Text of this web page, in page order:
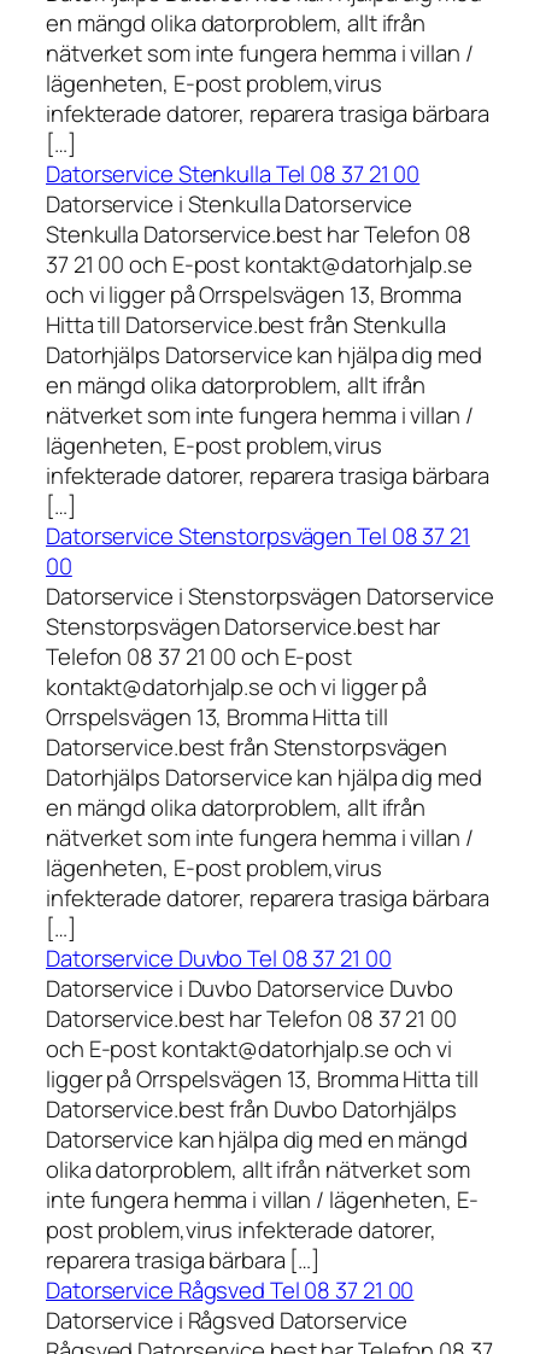
en mängd olika datorproblem, allt ifrån
nätverket som inte fungera hemma i villan /
lägenheten, E-post problem,virus
infekterade datorer, reparera trasiga bärbara
[…]
Datorservice Stenkulla Tel 08 37 21 00
Datorservice i Stenkulla Datorservice
Stenkulla Datorservice.best har Telefon 08
37 21 00 och E-post kontakt@datorhjalp.se
och vi ligger på Orrspelsvägen 13, Bromma
Hitta till Datorservice.best från Stenkulla
Datorhjälps Datorservice kan hjälpa dig med
en mängd olika datorproblem, allt ifrån
nätverket som inte fungera hemma i villan /
lägenheten, E-post problem,virus
infekterade datorer, reparera trasiga bärbara
[…]
Datorservice Stenstorpsvägen Tel 08 37 21
00
Datorservice i Stenstorpsvägen Datorservice
Stenstorpsvägen Datorservice.best har
Telefon 08 37 21 00 och E-post
kontakt@datorhjalp.se och vi ligger på
Orrspelsvägen 13, Bromma Hitta till
Datorservice.best från Stenstorpsvägen
Datorhjälps Datorservice kan hjälpa dig med
en mängd olika datorproblem, allt ifrån
nätverket som inte fungera hemma i villan /
lägenheten, E-post problem,virus
infekterade datorer, reparera trasiga bärbara
[…]
Datorservice Duvbo Tel 08 37 21 00
Datorservice i Duvbo Datorservice Duvbo
Datorservice.best har Telefon 08 37 21 00
och E-post kontakt@datorhjalp.se och vi
ligger på Orrspelsvägen 13, Bromma Hitta till
Datorservice.best från Duvbo Datorhjälps
Datorservice kan hjälpa dig med en mängd
olika datorproblem, allt ifrån nätverket som
inte fungera hemma i villan / lägenheten, E-
post problem,virus infekterade datorer,
reparera trasiga bärbara […]
Datorservice Rågsved Tel 08 37 21 00
Datorservice i Rågsved Datorservice